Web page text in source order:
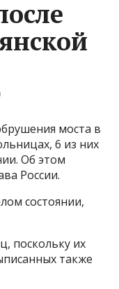
моста в
6 из них
Об этом
России.
состоянии,
поскольку их
также